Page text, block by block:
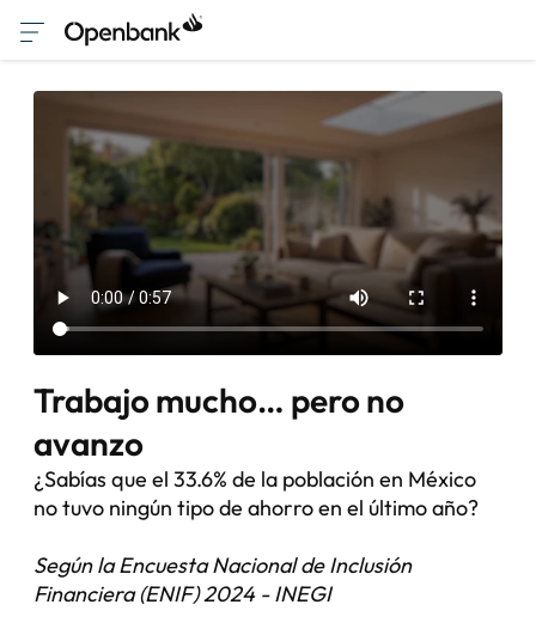
Trabajo mucho… pero no
avanzo
¿Sabías que el 33.6% de la población en México
no tuvo ningún tipo de ahorro en el último año?
Según la Encuesta Nacional de Inclusión
Financiera (ENIF) 2024 - INEGI